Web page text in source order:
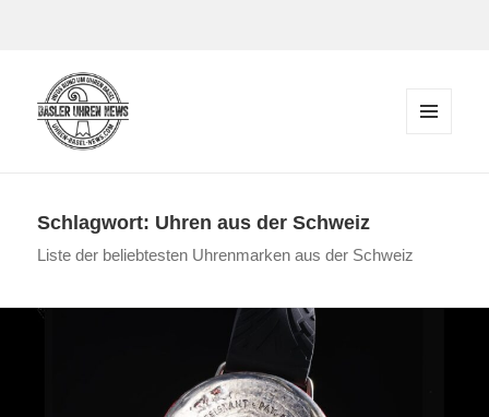
Schlagwort: Uhren aus der Schweiz
Liste der beliebtesten Uhrenmarken aus der Schweiz